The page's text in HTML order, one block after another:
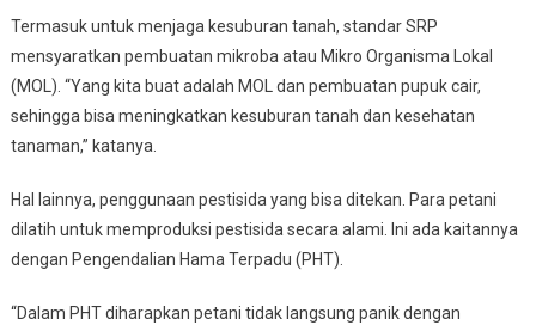
Termasuk untuk menjaga kesuburan tanah, standar SRP
mensyaratkan pembuatan mikroba atau Mikro Organisma Lokal
(MOL). “Yang kita buat adalah MOL dan pembuatan pupuk cair,
sehingga bisa meningkatkan kesuburan tanah dan kesehatan
tanaman,” katanya.
Hal lainnya, penggunaan pestisida yang bisa ditekan. Para petani
dilatih untuk memproduksi pestisida secara alami. Ini ada kaitannya
dengan Pengendalian Hama Terpadu (PHT).
“Dalam PHT diharapkan petani tidak langsung panik dengan